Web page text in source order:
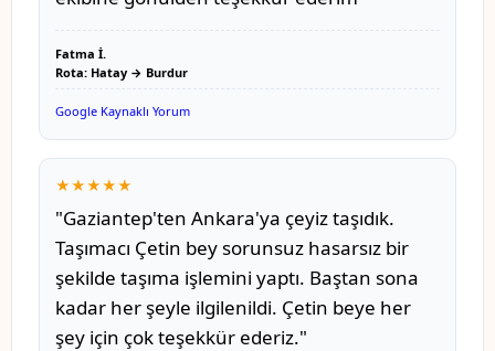
Fatma İ.
Rota: Hatay → Burdur
Google Kaynaklı Yorum
★★★★★
"Gaziantep'ten Ankara'ya çeyiz taşıdık.
Taşımacı Çetin bey sorunsuz hasarsız bir
şekilde taşıma işlemini yaptı. Baştan sona
kadar her şeyle ilgilenildi. Çetin beye her
şey için çok teşekkür ederiz."